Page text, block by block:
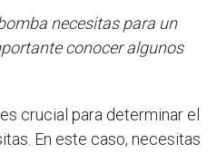
necesitas para un
conocer algunos
crucial para determinar el
En este caso, necesitas